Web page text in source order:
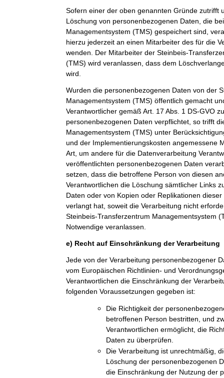
Sofern einer der oben genannten Gründe zutrifft
Löschung von personenbezogenen Daten, die
Managementsystem (TMS) gespeichert sind,
hierzu jederzeit an einen Mitarbeiter des für die
wenden. Der Mitarbeiter der Steinbeis-
(TMS) wird veranlassen, dass dem
wird.
Wurden die personenbezogenen Daten von der
Managementsystem (TMS) öffentlich gemacht
Verantwortlicher gemäß Art. 17 Abs. 1 DS-GVO
personenbezogenen Daten verpflichtet, so trifft
Managementsystem (TMS) unter
und der Implementierungskosten angemessene
Art, um andere für die Datenverarbeitung
veröffentlichten personenbezogenen Daten
setzen, dass die betroffene Person von diesen
Verantwortlichen die Löschung sämtlicher Links
Daten oder von Kopien oder Replikationen
verlangt hat, soweit die Verarbeitung nicht
Steinbeis-Transferzentrum Managementsystem
Notwendige veranlassen.
e) Recht auf Einschränkung der Verarbeitung
Jede von der Verarbeitung personenbezogener
vom Europäischen Richtlinien- und
Verantwortlichen die Einschränkung der
folgenden Voraussetzungen gegeben ist:
Die Richtigkeit der
betroffenen Person bestritten, und
Verantwortlichen ermöglicht, die
Daten zu überprüfen.
Die Verarbeitung ist unrechtmäßig,
Löschung der personenbezogenen
die Einschränkung der Nutzung der